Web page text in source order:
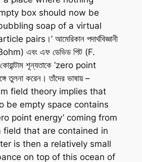
box should now be
soap of a virtual
pairs।’ আমেরিকান পদার্থবিজ্ঞানী
এবং এফ ডেভিড পিট (F.
শূন্যতাকে ‘zero point
তুলনা করেন। তাঁদের ভাষায় –
field theory implies that
be empty space contains
point energy’ coming from
field that are contained in
is then a relatively small
on top of this ocean of